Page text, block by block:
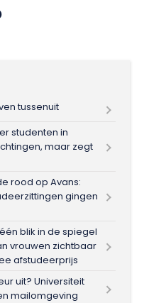
tussenuit
studenten in
maar zegt
rood op Avans:
gingen
blik in de spiegel
vrouwen zichtbaar
afstudeerprijs
uit? Universiteit
mailomgeving